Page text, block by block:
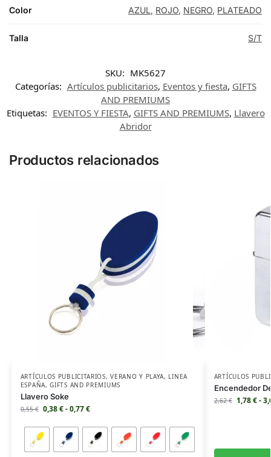
Color AZUL, ROJO, NEGRO, PLATEADO
Talla S/T
SKU: MK5627
Categorías: Artículos publicitarios, Eventos y fiesta, GIFTS
AND PREMIUMS
Etiquetas: EVENTOS Y FIESTA, GIFTS AND PREMIUMS, Llavero
Abridor
Productos relacionados
ARTÍCULOS PUBLICITARIOS,VERANO Y PLAYA, LINEA
ESPAÑA,GIFTS AND PREMIUMS
Llavero Soke
0,55€ 0,38€-0,77€
ARTÍCULOS
Encendedor
2,62€ 1,78€-